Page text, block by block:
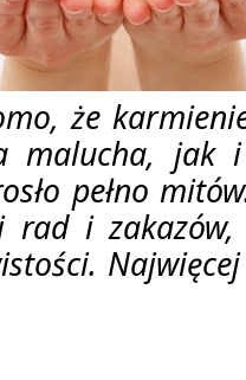
że
malucha, jak
pełno
rad i